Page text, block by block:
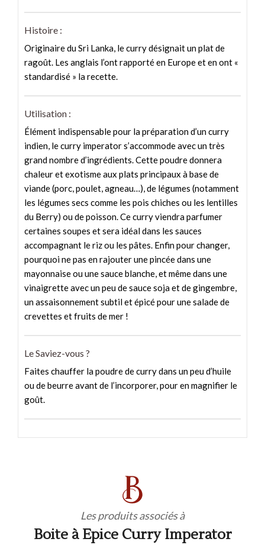
Histoire :
Originaire du Sri Lanka, le curry désignait un plat de
ragoût. Les anglais l’ont rapporté en Europe et en ont «
standardisé » la recette.
Utilisation :
Élément indispensable pour la préparation d’un curry
indien, le curry imperator s’accommode avec un très
grand nombre d’ingrédients. Cette poudre donnera
chaleur et exotisme aux plats principaux à base de
viande (porc, poulet, agneau…), de légumes (notamment
les légumes secs comme les pois chiches ou les lentilles
du Berry) ou de poisson. Ce curry viendra parfumer
certaines soupes et sera idéal dans les sauces
accompagnant le riz ou les pâtes. Enfin pour changer,
pourquoi ne pas en rajouter une pincée dans une
mayonnaise ou une sauce blanche, et même dans une
vinaigrette avec un peu de sauce soja et de gingembre,
un assaisonnement subtil et épicé pour une salade de
crevettes et fruits de mer !
Le Saviez-vous ?
Faites chauffer la poudre de curry dans un peu d’huile
ou de beurre avant de l’incorporer, pour en magnifier le
goût.
Les produits associés à
Boite à Epice Curry Imperator